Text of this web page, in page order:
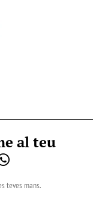
al teu
teves mans.